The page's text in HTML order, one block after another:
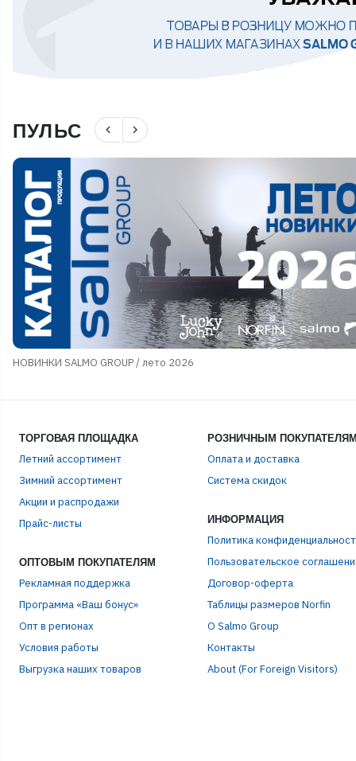
ПУЛЬС navigate_before navigate_next
НОВИНКИ SALMO GROUP / лето 2026
ТОРГОВАЯ ПЛОЩАДКА
Летний ассортимент
Зимний ассортимент
Акции и распродажи
Прайс-листы
ОПТОВЫМ ПОКУПАТЕЛЯМ
Рекламная поддержка
Программа «Ваш бонус»
Опт в регионах
Условия работы
Выгрузка наших товаров
РОЗНИЧНЫМ
Оплата и доставка
Система скидок
ИНФОРМАЦИЯ
Политика
Пользовательское
Договор-оферта
Таблицы размеров Norfin
О Salmo Group
Контакты
About (For Foreign Visitors)